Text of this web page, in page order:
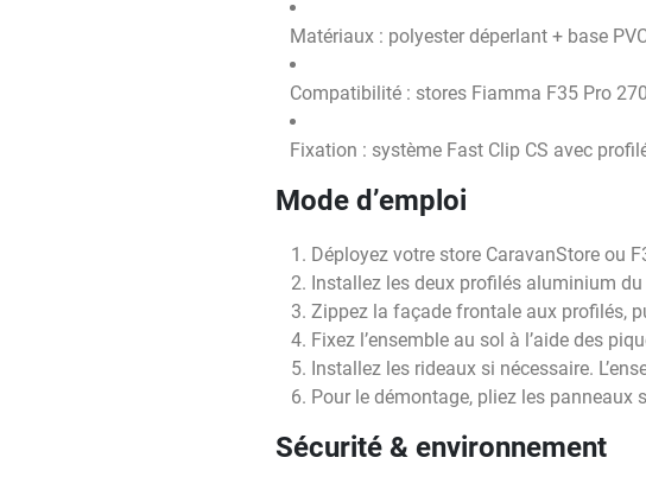
Matériaux : polyester déperlant + base
Compatibilité : stores Fiamma F35 Pro
Fixation : système Fast Clip CS avec
Mode d’emploi
Déployez votre store CaravanStore ou
Installez les deux profilés aluminium
Zippez la façade frontale aux profilés,
Fixez l’ensemble au sol à l’aide des
Installez les rideaux si nécessaire.
Pour le démontage, pliez les panneaux
Sécurité & environnement